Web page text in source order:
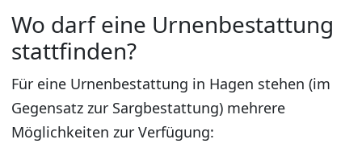
Wo darf eine Urnenbestattung
stattfinden?
Für eine Urnenbestattung in Hagen stehen (im
Gegensatz zur Sargbestattung) mehrere
Möglichkeiten zur Verfügung: